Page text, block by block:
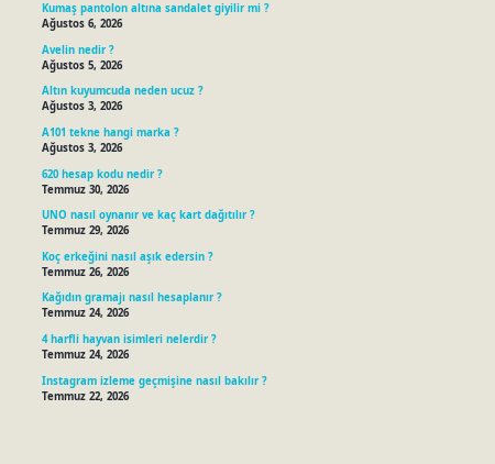
Kumaş pantolon altına sandalet giyilir mi ?
Ağustos 6, 2026
Avelin nedir ?
Ağustos 5, 2026
Altın kuyumcuda neden ucuz ?
Ağustos 3, 2026
A101 tekne hangi marka ?
Ağustos 3, 2026
620 hesap kodu nedir ?
Temmuz 30, 2026
UNO nasıl oynanır ve kaç kart dağıtılır ?
Temmuz 29, 2026
Koç erkeğini nasıl aşık edersin ?
Temmuz 26, 2026
Kağıdın gramajı nasıl hesaplanır ?
Temmuz 24, 2026
4 harfli hayvan isimleri nelerdir ?
Temmuz 24, 2026
Instagram izleme geçmişine nasıl bakılır ?
Temmuz 22, 2026